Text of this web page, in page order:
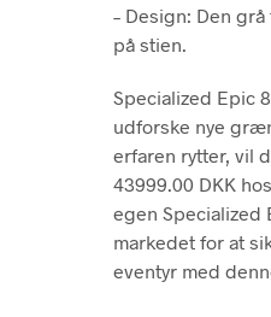
– Design: Den
på stien.
Specialized Epic
udforske nye
erfaren rytter, vil
43999.00 DKK
egen Specialized
markedet for at
eventyr med